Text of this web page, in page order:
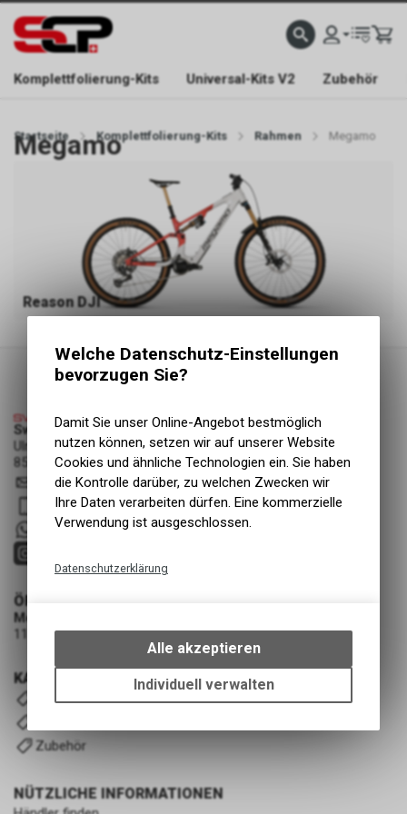
ERREICHBAR NUR WÄHREND DER ÖFFNUNGSZEITEN. GRATIS VERSAND AB
Komplettfolierung-Kits Universal-Kits V2 Zubehör
Startseite Komplettfolierung-Kits Rahmen Megamo
Megamo
Reason DJI
Swiss Cycle Protection - Fabian Löhrer
Ulmenstrasse 3a
8500 Frauenfeld
info@ swisscycleprotection.ch
079 552 85 00
+41 79 5528500
KATEGORIEN
Komplettfolierung-Kits
Zubehör
NÜTZLICHE INFORMATIONEN
ÖFFNUNGSZEITEN
Montag - Mittwoch
11:00 - 19:00 Uhr (nach Vereinbarung)
Welche Datenschutz-Einstellungen
bevorzugen Sie?
Damit Sie unser Online-Angebot bestmöglich
nutzen können, setzen wir auf unserer Website
Cookies und ähnliche Technologien ein. Sie haben
die Kontrolle darüber, zu welchen Zwecken wir
Ihre Daten verarbeiten dürfen. Eine kommerzielle
Verwendung ist ausgeschlossen.
Datenschutzerklärung
bestimmte Interaktionen und
Einstellungen auf Ihrem Gerät,
um die grundlegenden
Funktionen unseres Online-
keinerlei Rückschlüsse auf Ihre
Alle akzeptieren
Individuell verwalten